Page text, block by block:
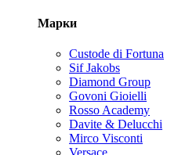
Марки
Custode di Fortuna
Sif Jakobs
Diamond Group
Govoni Gioielli
Rosso Academy
Davite & Delucchi
Mirco Visconti